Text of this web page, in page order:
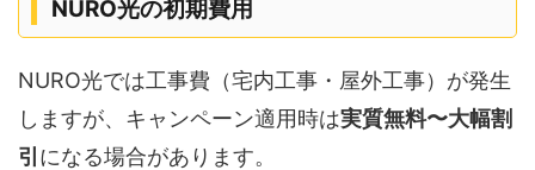
NURO光の初期費用
NURO光では工事費（宅内工事・屋外工事）が発生
しますが、キャンペーン適用時は実質無料〜大幅割
引 になる場合があります。